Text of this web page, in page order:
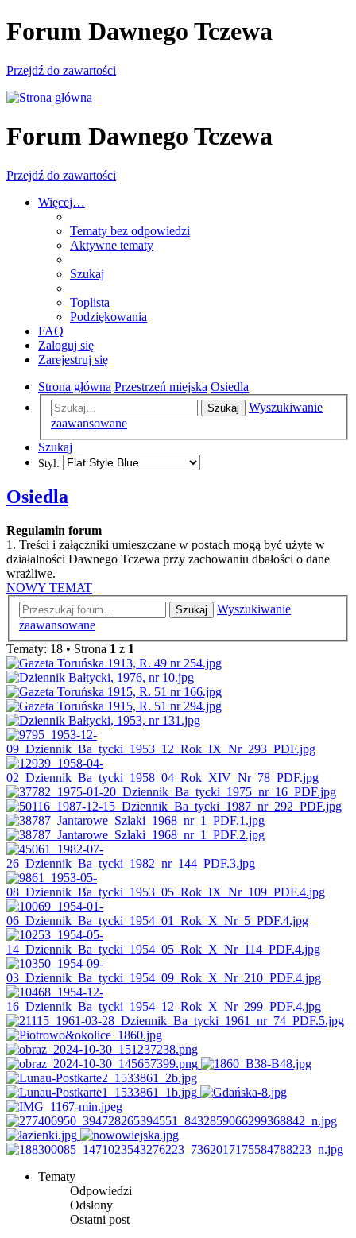
Forum Dawnego Tczewa
Przejdź do zawartości
Forum Dawnego Tczewa
Przejdź do zawartości
Więcej…
Tematy bez odpowiedzi
Aktywne tematy
Szukaj
Toplista
Podziękowania
FAQ
Zaloguj się
Zarejestruj się
Strona główna Przestrzeń miejska Osiedla
Szukaj
Wyszukiwanie
zaawansowane
Szukaj
Styl:
Osiedla
Regulamin forum
1. Treści i załączniki umieszczane w postach mogą być użyte w
działalności Dawnego Tczewa przy zachowaniu dbałości o dane
wrażliwe.
NOWY TEMAT
Szukaj
Wyszukiwanie
zaawansowane
Tematy: 18 • Strona 1 z 1
Tematy
Odpowiedzi
Odsłony
Ostatni post